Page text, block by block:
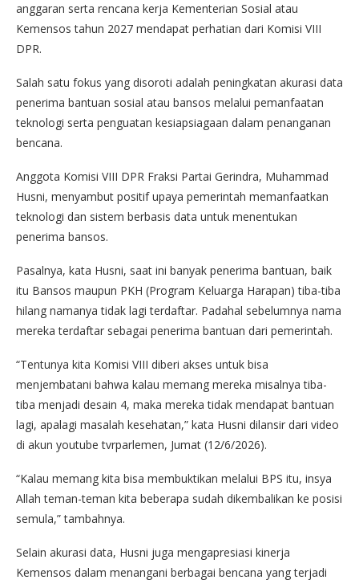
anggaran serta rencana kerja Kementerian Sosial atau
Kemensos tahun 2027 mendapat perhatian dari Komisi VIII
DPR.
Salah satu fokus yang disoroti adalah peningkatan akurasi data
penerima bantuan sosial atau bansos melalui pemanfaatan
teknologi serta penguatan kesiapsiagaan dalam penanganan
bencana.
Anggota Komisi VIII DPR Fraksi Partai Gerindra, Muhammad
Husni, menyambut positif upaya pemerintah memanfaatkan
teknologi dan sistem berbasis data untuk menentukan
penerima bansos.
Pasalnya, kata Husni, saat ini banyak penerima bantuan, baik
itu Bansos maupun PKH (Program Keluarga Harapan) tiba-tiba
hilang namanya tidak lagi terdaftar. Padahal sebelumnya nama
mereka terdaftar sebagai penerima bantuan dari pemerintah.
“Tentunya kita Komisi VIII diberi akses untuk bisa
menjembatani bahwa kalau memang mereka misalnya tiba-
tiba menjadi desain 4, maka mereka tidak mendapat bantuan
lagi, apalagi masalah kesehatan,” kata Husni dilansir dari video
di akun youtube tvrparlemen, Jumat (12/6/2026).
“Kalau memang kita bisa membuktikan melalui BPS itu, insya
Allah teman-teman kita beberapa sudah dikembalikan ke posisi
semula,” tambahnya.
Selain akurasi data, Husni juga mengapresiasi kinerja
Kemensos dalam menangani berbagai bencana yang terjadi